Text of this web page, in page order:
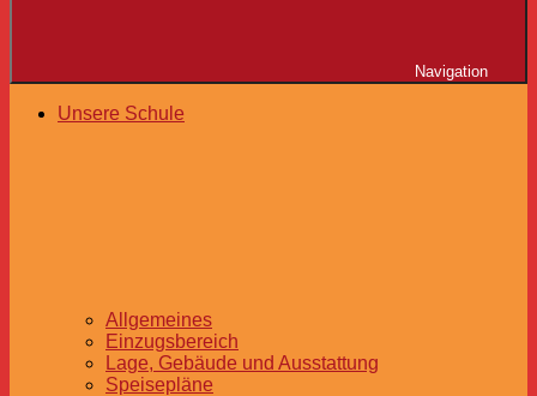
Navigation
Unsere Schule
Allgemeines
Einzugsbereich
Lage, Gebäude und Ausstattung
Speisepläne